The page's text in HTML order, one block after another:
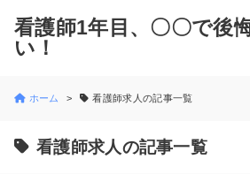
看護師1年目、〇〇で後
い！
ホーム 看護師求人の記事一覧
看護師求人の記事一覧